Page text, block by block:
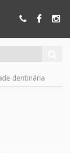
dentinária